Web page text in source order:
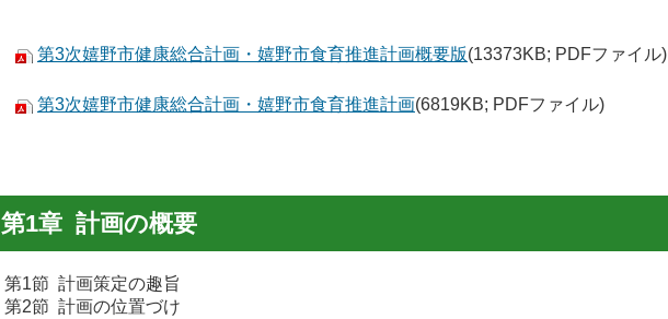
第3次嬉野市健康総合計画・嬉野市食育推進計画概要版(13373KB; PDFファイル)
第3次嬉野市健康総合計画・嬉野市食育推進計画(6819KB; PDFファイル)
第1章 計画の概要
第1節 計画策定の趣旨
第2節 計画の位置づけ